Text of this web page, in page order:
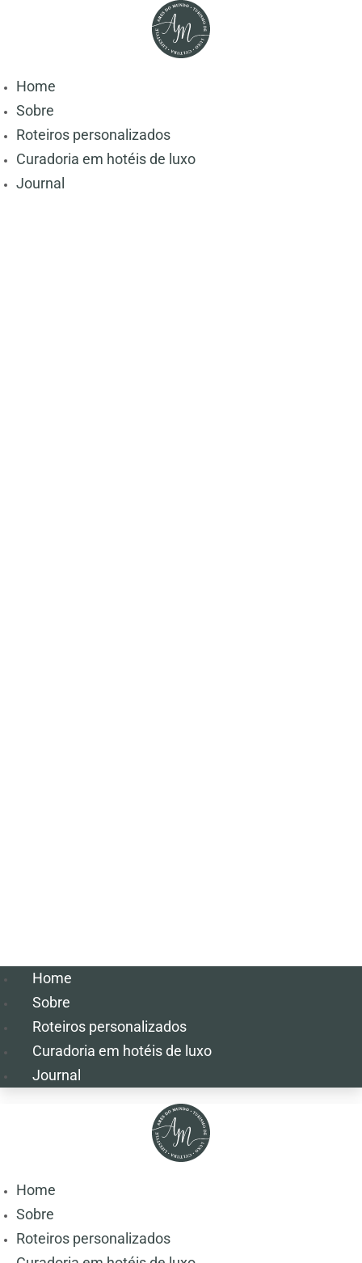
Home
Sobre
Roteiros personalizados
Curadoria em hotéis de luxo
Journal
Home
Sobre
Roteiros personalizados
Curadoria em hotéis de luxo
Journal
Home
Sobre
Roteiros personalizados